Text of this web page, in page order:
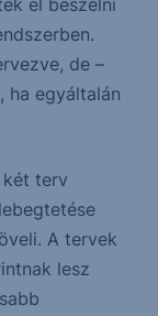
el beszélni
de –
ha egyáltalán
két terv
A tervek
lesz